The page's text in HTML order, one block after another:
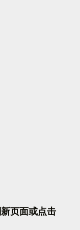
新页面或点击